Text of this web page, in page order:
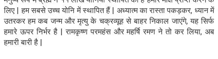
लिए | हम सबसे उच्च योनि में स्थापित हैं | अध्यात्म का रास्ता पकड़कर, ध्यान में
उतरकर हम कब जन्म और मृत्यु के चक्रव्यूह से बाहर निकाल जाएंगे, यह सिर्फ
हमारे ऊपर निर्भर है | रामकृष्ण परमहंस और महर्षि रमण ने तो कर लिया, अब
हमारी बारी है |